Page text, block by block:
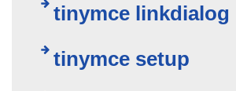
tinymce linkdialog
tinymce setup